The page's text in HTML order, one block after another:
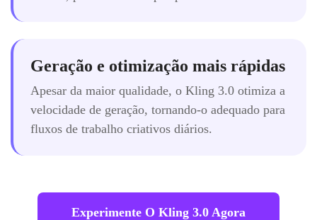
Geração e otimização mais rápidas
Apesar da maior qualidade, o Kling 3.0 otimiza a
velocidade de geração, tornando-o adequado para
fluxos de trabalho criativos diários.
Experimente O Kling 3.0 Agora